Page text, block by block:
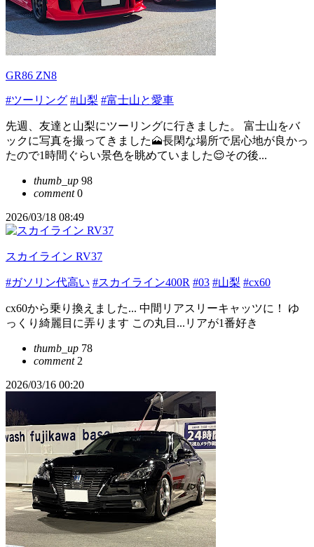
GR86 ZN8
#ツーリング #山梨 #富士山と愛車
先週、友達と山梨にツーリングに行きました。 富士山をバ
ックに写真を撮ってきました🗻長閑な場所で居心地が良かっ
たので1時間ぐらい景色を眺めていました😌その後...
thumb_up 98
comment0
2026/03/18 08:49
スカイライン RV37
#ガソリン代高い #スカイライン400R #03 #山梨 #cx60
cx60から乗り換えました... 中間リアスリーキャッツに！ ゆ
っくり綺麗目に弄ります この丸目...リアが1番好き
thumb_up 78
comment2
2026/03/16 00:20